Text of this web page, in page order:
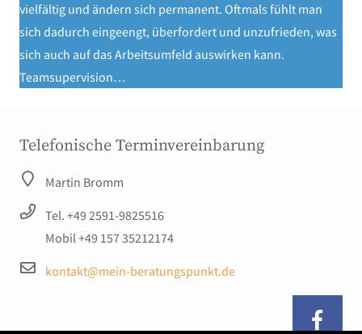
vielfältig und ändern sich permanent. Oftmals fühlt man
sich dadurch eingeengt, überfordert und unzufrieden, was
sich auch auf das Arbeitsumfeld auswirken kann.
Teamsupervision…
Telefonische Terminvereinbarung
Martin Bromm
Tel. +49 2591-9825516
Mobil +49 157 35212174
kontakt@mein-beratungspunkt.de